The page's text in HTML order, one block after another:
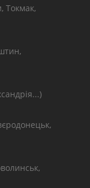
Токмак,